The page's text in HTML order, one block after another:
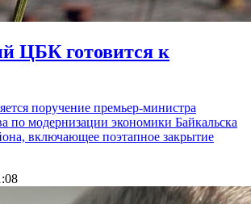
ЦБК готовится к
поручение премьер-министра
по модернизации экономики Байкальска
включающее поэтапное закрытие